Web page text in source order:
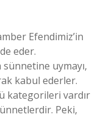
Efendimiz’in
eder.
uymayı,
kabul ederler.
kategorileri vardır
Peki,